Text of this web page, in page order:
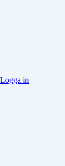
Logga in